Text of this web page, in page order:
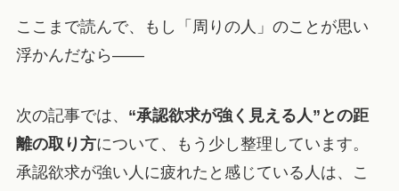
ここまで読んで、もし「周りの人」のことが思い
浮かんだなら――
次の記事では、 “承認欲求が強く見える人”との距
離の取り方について、もう少し整理しています。
承認欲求が強い人に疲れたと感じている人は、こ